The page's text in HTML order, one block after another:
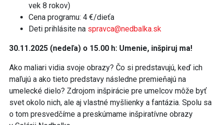
vek 8 rokov)
Cena programu: 4 €/dieťa
Deti prihlásite na spravca@nedbalka.sk
30.11.2025 (nedeľa) o 15.00 h: Umenie, inšpiruj ma!
Ako maliari vidia svoje obrazy? Čo si predstavujú, keď ich
maľujú a ako tieto predstavy následne premieňajú na
umelecké dielo? Zdrojom inšpirácie pre umelcov môže byť
svet okolo nich, ale aj vlastné myšlienky a fantázia. Spolu sa
o tom presvedčíme a preskúmame inšpiratívne obrazy